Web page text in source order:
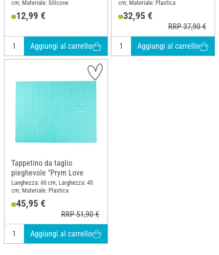
cm; Materiale: Silicone
12,99 €
Aggiungi al carrello
cm; Materiale: Plastica
32,95 €
RRP 37,90 €
Aggiungi al carrello
Tappetino da taglio
pieghevole "Prym Love
Lunghezza: 60 cm; Larghezza: 45
cm; Materiale: Plastica
45,95 €
RRP 51,90 €
Aggiungi al carrello